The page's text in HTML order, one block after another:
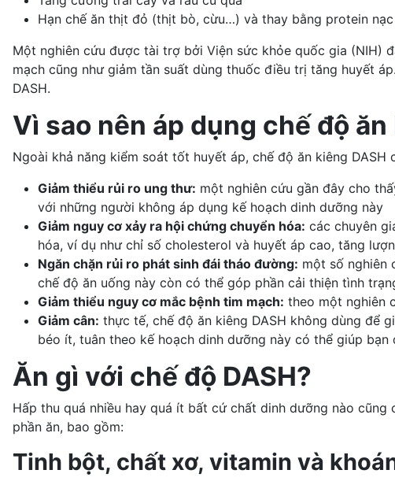
Hạn chế ăn thịt đỏ (thịt bò, cừu…) và thay bằng protein
Một nghiên cứu được tài trợ bởi Viện sức khỏe quốc gia (NIH)
mạch cũng như giảm tần suất dùng thuốc điều trị tăng huyết áp
DASH.
Vì sao nên áp dụng chế độ ăn
Ngoài khả năng kiểm soát tốt huyết áp, chế độ ăn kiêng
Giảm thiểu rủi ro ung thư: một nghiên cứu gần đây cho
với những người không áp dụng kế hoạch dinh dưỡng này
Giảm nguy cơ xảy ra hội chứng chuyển hóa: các chuyên
hóa, ví dụ như chỉ số cholesterol và huyết áp cao, tăng
Ngăn chặn rủi ro phát sinh đái tháo đường: một số nghiên
chế độ ăn uống này còn có thể góp phần cải thiện tình
Giảm thiểu nguy cơ mắc bệnh tim mạch: theo một nghiên
Giảm cân: thực tế, chế độ ăn kiêng DASH không dùng để
béo ít, tuân theo kế hoạch dinh dưỡng này có thể giúp
Ăn gì với chế độ DASH?
Hấp thu quá nhiều hay quá ít bất cứ chất dinh dưỡng nào
phần ăn, bao gồm:
Tinh bột, chất xơ, vitamin và